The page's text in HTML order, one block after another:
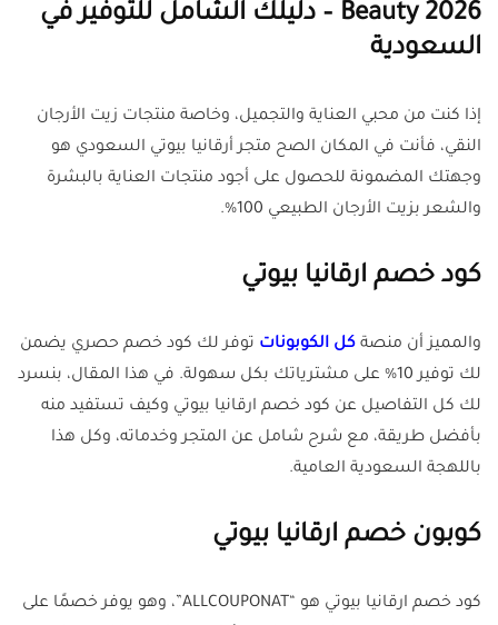
Beauty 2026 – دليلك الشامل للتوفير في
السعودية
إذا كنت من محبي العناية والتجميل، وخاصة منتجات زيت الأرجان
النقي، فأنت في المكان الصح متجر أرقانيا بيوتي السعودي هو
وجهتك المضمونة للحصول على أجود منتجات العناية بالبشرة
والشعر بزيت الأرجان الطبيعي 100%.
كود خصم ارقانيا بيوتي
والمميز أن منصة كل الكوبونات توفر لك كود خصم حصري يضمن
لك توفير 10% على مشترياتك بكل سهولة. في هذا المقال، بنسرد
لك كل التفاصيل عن كود خصم ارقانيا بيوتي وكيف تستفيد منه
بأفضل طريقة، مع شرح شامل عن المتجر وخدماته، وكل هذا
باللهجة السعودية العامية.
كوبون خصم ارقانيا بيوتي
كود خصم ارقانيا بيوتي هو “ALLCOUPONAT”، وهو يوفر خصمًا على